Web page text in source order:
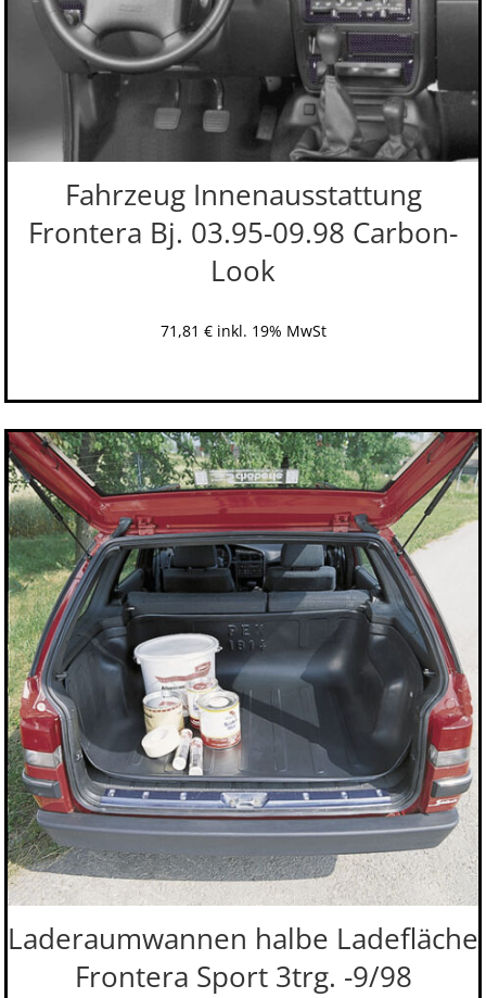
Fahrzeug Innenausstattung
Frontera Bj. 03.95-09.98 Carbon-
Look
71,81 € inkl. 19% MwSt
Laderaumwannen halbe Ladefläche
Frontera Sport 3trg. -9/98